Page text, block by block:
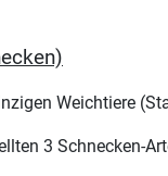
Weichtiere
3 Schnecken-